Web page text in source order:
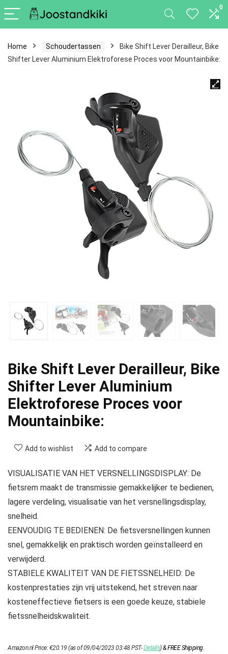
0
Home Schoudertassen
Bike Shift Lever Derailleur, Bike
Shifter Lever Aluminium Elektroforese Proces voor Mountainbike:
Bike Shift Lever Derailleur, Bike
Shifter Lever Aluminium
Elektroforese Proces voor
Mountainbike:
Add to wishlist Add to compare
VISUALISATIE VAN HET VERSNELLINGSDISPLAY: De
fietsrem maakt de transmissie gemakkelijker te bedienen,
lagere verdeling, visualisatie van het versnellingsdisplay,
snelheid.
EENVOUDIG TE BEDIENEN: De fietsversnellingen kunnen
snel, gemakkelijk en praktisch worden geïnstalleerd en
verwijderd.
STABIELE KWALITEIT VAN DE FIETSSNELHEID: De
kostenprestaties zijn vrij uitstekend, het streven naar
kosteneffectieve fietsers is een goede keuze, stabiele
fietssnelheidskwaliteit.
Amazon.nl Price:€20.19 (as of 09/04/2023 03:48 PST-Details)&FREE Shipping.